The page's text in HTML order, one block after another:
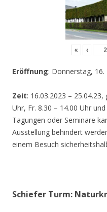
« ‹
Eröffnung: Donnerstag,
Zeit: 16.03.2023 –
Uhr, Fr. 8.30 – 14.00 Uhr
Tagungen oder Seminare
Ausstellung behindert
einem Besuch
Schiefer Turm: